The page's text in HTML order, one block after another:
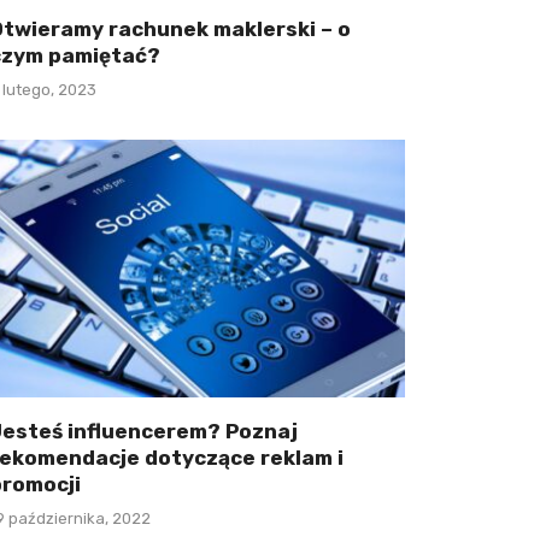
rachunek maklerski – o
pamiętać?
lutego, 2023
influencerem? Poznaj
dotyczące reklam i
października, 2022